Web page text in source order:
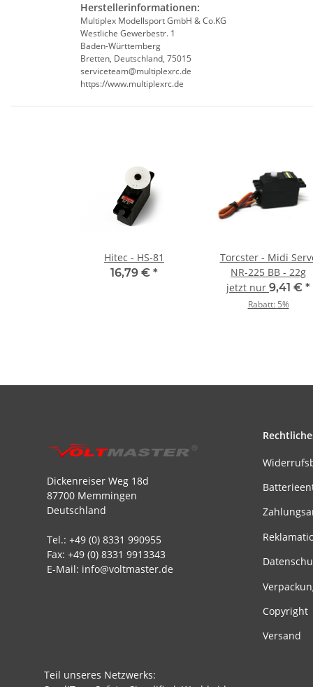
Herstellerinformationen:
Multiplex Modellsport GmbH & Co.KG
Westliche Gewerbestr. 1
Baden-Württemberg
Bretten, Deutschland, 75015
serviceteam@multiplexrc.de
https://www.multiplexrc.de
Hitec - HS-81
16,79 € *
Torcster - Midi
NR-225 BB - 22g
jetzt nur 9,41 € *
Rabatt: 5%
Dickenreiser Weg 18d
87700 Memmingen
Deutschland
Tel.: +49 (0) 8331 990955
Fax: +49 (0) 8331 9913343
E-Mail: info@voltmaster.de
Copyright
Versand
Teil unseres Netzwerks: